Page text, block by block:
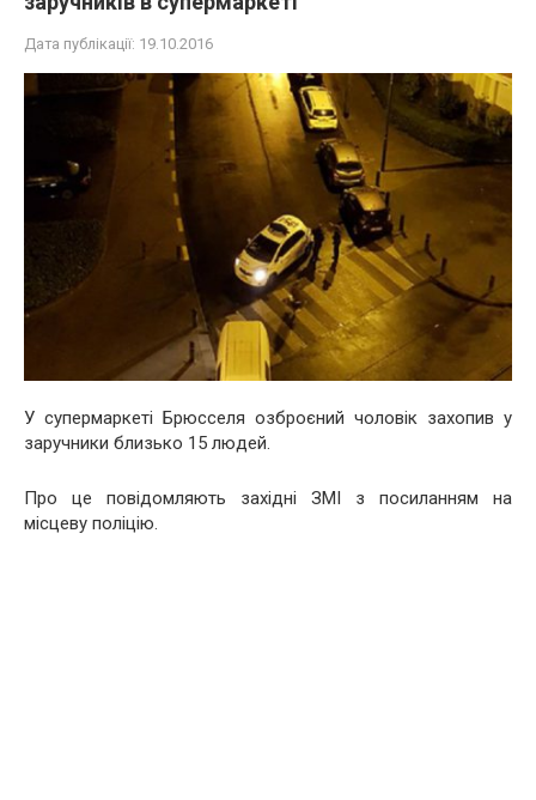
Дата публікації: 19.10.2016
У супермаркеті Брюсселя озброєний чоловік захопив у
заручники близько 15 людей.
Про це повідомляють західні ЗМІ з посиланням на
місцеву поліцію.